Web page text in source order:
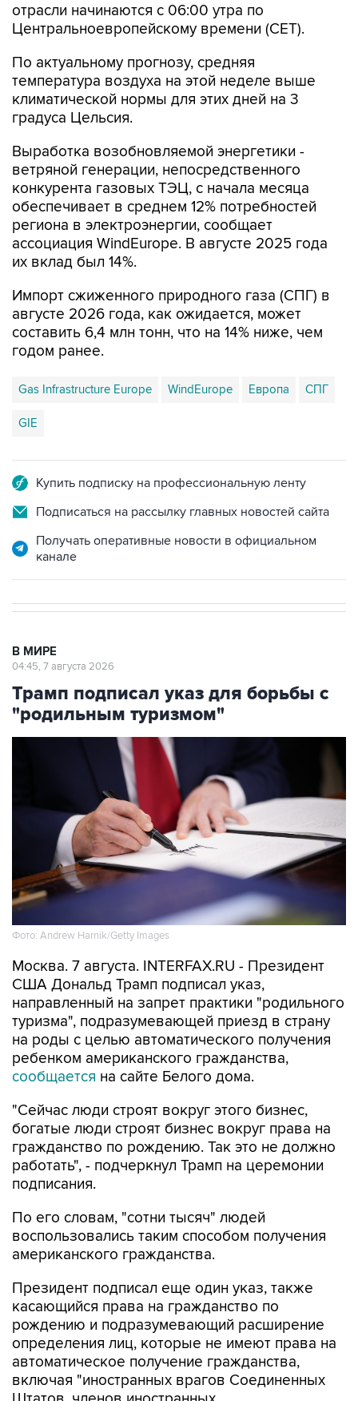
отрасли начинаются c 06:00 утра по
Центральноевропейскому времени (CET).
По актуальному прогнозу, средняя
температура воздуха на этой неделе выше
климатической нормы для этих дней на 3
градуса Цельсия.
Выработка возобновляемой энергетики -
ветряной генерации, непосредственного
конкурента газовых ТЭЦ, с начала месяца
обеспечивает в среднем 12% потребностей
региона в электроэнергии, сообщает
ассоциация WindEurope. В августе 2025 года
их вклад был 14%.
Импорт сжиженного природного газа (СПГ) в
августе 2026 года, как ожидается, может
составить 6,4 млн тонн, что на 14% ниже, чем
годом ранее.
Gas Infrastructure Europe WindEurope Европа СПГ
GIE
Купить подписку на профессиональную ленту
Подписаться на рассылку главных новостей сайта
Получать оперативные новости в официальном
канале
В МИРЕ
04:45, 7 августа 2026
Трамп подписал указ для борьбы с
"родильным туризмом"
Фото: Andrew Harnik/Getty Images
Москва. 7 августа. INTERFAX.RU - Президент
США Дональд Трамп подписал указ,
направленный на запрет практики "родильного
туризма", подразумевающей приезд в страну
на роды с целью автоматического получения
ребенком американского гражданства,
сообщается на сайте Белого дома.
"Сейчас люди строят вокруг этого бизнес,
богатые люди строят бизнес вокруг права на
гражданство по рождению. Так это не должно
работать", - подчеркнул Трамп на церемонии
подписания.
По его словам, "сотни тысяч" людей
воспользовались таким способом получения
американского гражданства.
Президент подписал еще один указ, также
касающийся права на гражданство по
рождению и подразумевающий расширение
определения лиц, которые не имеют права на
автоматическое получение гражданства,
включая "иностранных врагов Соединенных